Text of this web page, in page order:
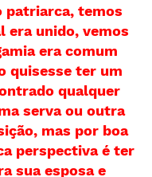
patriarca, temos
era unido, vemos
era comum
quisesse ter um
qualquer
serva ou outra
mas por boa
perspectiva é ter
sua esposa e